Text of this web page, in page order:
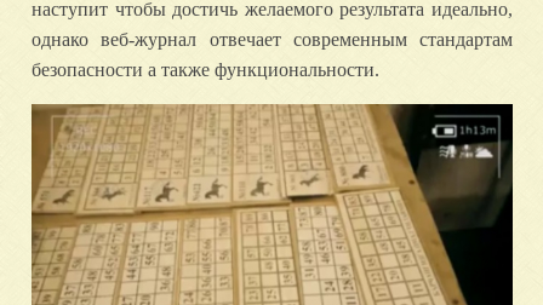
наступит чтобы достичь желаемого результата идеально,
однако веб-журнал отвечает современным стандартам
безопасности а также функциональности.